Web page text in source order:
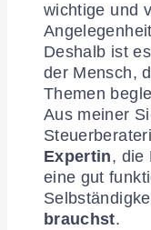
wichtige und
Deshalb ist
der Mensch,
Themen
Aus meiner
Expertin, die
eine gut
brauchst.